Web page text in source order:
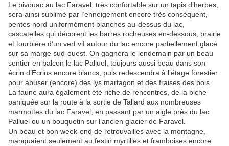
Le bivouac au lac Faravel, très confortable sur un tapis d’herbes,
sera ainsi sublimé par l’enneigement encore très conséquent,
pentes nord uniformément blanches au-dessus du lac,
cascatelles qui décorent les barres rocheuses en-dessous, prairie
et tourbière d’un vert vif autour du lac encore partiellement glacé
sur sa marge sud-ouest. On gagnera le lendemain par un beau
sentier en balcon le lac Palluel, toujours aussi beau dans son
écrin d’Ecrins encore blancs, puis redescendra à l’étage forestier
pour abuser (encore) des lys martagon et des fraises des bois.
La faune aura également été riche de rencontres, de la biche
paniquée sur la route à la sortie de Tallard aux nombreuses
marmottes du lac Faravel, en passant par un aigle près du lac
Palluel ou un bouquetin sur l’ancien glacier de Faravel.
Un beau et bon week-end de retrouvailles avec la montagne,
manquaient seulement au festin myrtilles et framboises encore